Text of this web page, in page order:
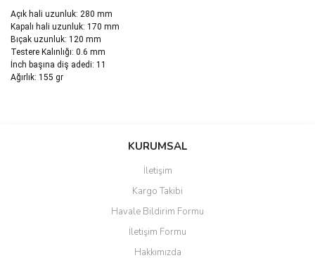
Açık hali uzunluk: 280 mm
Kapalı hali uzunluk: 170 mm
Bıçak uzunluk: 120 mm
Testere Kalınlığı: 0.6 mm
İnch başına diş adedi: 11
Ağırlık: 155 gr
Bu ürüne ilk yorumu siz yapın!
Ürün resmi kalitesiz, bozuk veya görüntülenemiyor.
Ürün açıklamasında eksik bilgiler bulunuyor.
Ürün bilgilerinde hatalar bulunuyor.
Ürün fiyatı diğer sitelerden daha pahalı.
KURUMSAL
İletişim
Kargo Takibi
Havale Bildirim Formu
İletişim Formu
Hakkımızda